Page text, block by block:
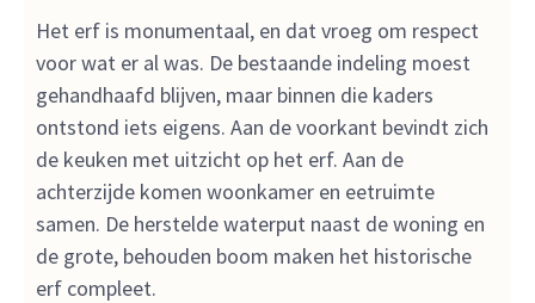
Het erf is monumentaal, en dat vroeg om respect
voor wat er al was. De bestaande indeling moest
gehandhaafd blijven, maar binnen die kaders
ontstond iets eigens. Aan de voorkant bevindt zich
de keuken met uitzicht op het erf. Aan de
achterzijde komen woonkamer en eetruimte
samen. De herstelde waterput naast de woning en
de grote, behouden boom maken het historische
erf compleet.